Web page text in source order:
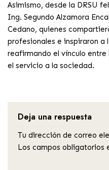
Asimismo, desde la DRSU
Ing. Segundo Alzamora
Cedano, quienes
profesionales e inspiraron a
reafirmando el vínculo entre
el servicio a la sociedad.
Deja una respuesta
Tu dirección de correo
Los campos obligatorios